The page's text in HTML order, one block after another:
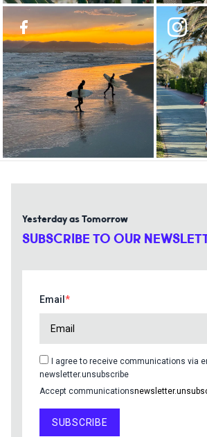
Yesterday as Tomorrow
SUBSCRIBE TO OUR
Email
I agree to receive communications via
newsletter.unsubscribe
Accept communications
SUBSCRIBE